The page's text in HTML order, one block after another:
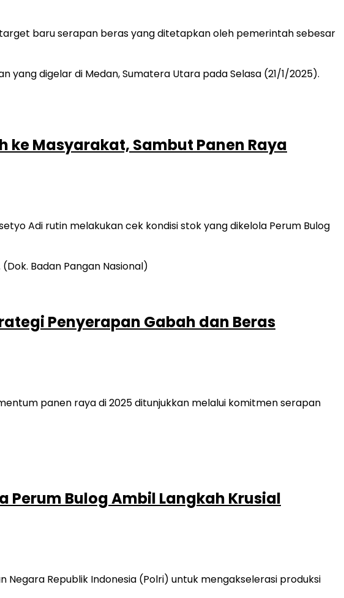
baru serapan beras yang ditetapkan oleh pemerintah sebesar
ke Masyarakat, Sambut Panen Raya
Adi rutin melakukan cek kondisi stok yang dikelola Perum Bulog
Penyerapan Gabah dan Beras
panen raya di 2025 ditunjukkan melalui komitmen serapan
Perum Bulog Ambil Langkah Krusial
Republik Indonesia (Polri) untuk mengakselerasi produksi